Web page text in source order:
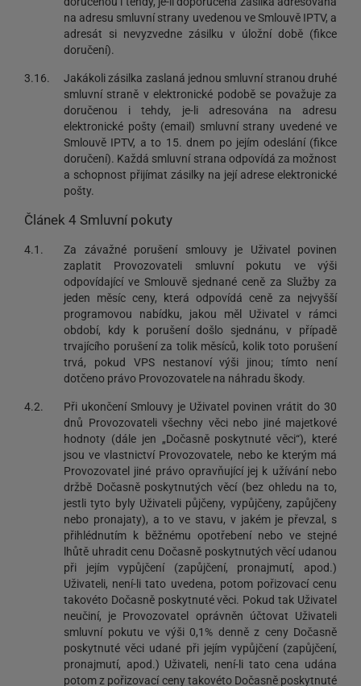
na adresu smluvní strany uvedenou ve Smlouvě IPTV, a
adresát si nevyzvedne zásilku v úložní době (fikce
doručení).
3.16.
Jakákoli zásilka zaslaná jednou smluvní stranou druhé
smluvní straně v elektronické podobě se považuje za
doručenou i tehdy, je-li adresována na adresu
elektronické pošty (email) smluvní strany uvedené ve
Smlouvě IPTV, a to 15. dnem po jejím odeslání (fikce
doručení). Každá smluvní strana odpovídá za možnost
a schopnost přijímat zásilky na její adrese elektronické
pošty.
Článek 4 Smluvní pokuty
4.1.
Za závažné porušení smlouvy je Uživatel povinen
zaplatit Provozovateli smluvní pokutu ve výši
odpovídající ve Smlouvě sjednané ceně za Služby za
jeden měsíc ceny, která odpovídá ceně za nejvyšší
programovou nabídku, jakou měl Uživatel v rámci
období, kdy k porušení došlo sjednánu, v případě
trvajícího porušení za tolik měsíců, kolik toto porušení
trvá, pokud VPS nestanoví výši jinou; tímto není
dotčeno právo Provozovatele na náhradu škody.
4.2.
Při ukončení Smlouvy je Uživatel povinen vrátit do 30
dnů Provozovateli všechny věci nebo jiné majetkové
hodnoty (dále jen „Dočasně poskytnuté věci“), které
jsou ve vlastnictví Provozovatele, nebo ke kterým má
Provozovatel jiné právo opravňující jej k užívání nebo
držbě Dočasně poskytnutých věcí (bez ohledu na to,
jestli tyto byly Uživateli půjčeny, vypůjčeny, zapůjčeny
nebo pronajaty), a to ve stavu, v jakém je převzal, s
přihlédnutím k běžnému opotřebení nebo ve stejné
lhůtě uhradit cenu Dočasně poskytnutých věcí udanou
při jejím vypůjčení (zapůjčení, pronajmutí, apod.)
Uživateli, není-li tato uvedena, potom pořizovací cenu
takovéto Dočasně poskytnuté věci. Pokud tak Uživatel
neučiní, je Provozovatel oprávněn účtovat Uživateli
smluvní pokutu ve výši 0,1% denně z ceny Dočasně
poskytnuté věci udané při jejím vypůjčení (zapůjčení,
pronajmutí, apod.) Uživateli, není-li tato cena udána
potom z pořizovací ceny takovéto Dočasně poskytnuté